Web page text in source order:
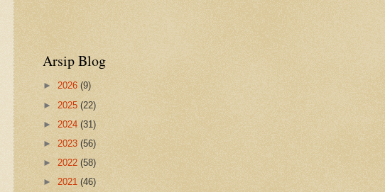
Arsip Blog
► 2026 (9)
► 2025 (22)
► 2024 (31)
► 2023 (56)
► 2022 (58)
► 2021 (46)